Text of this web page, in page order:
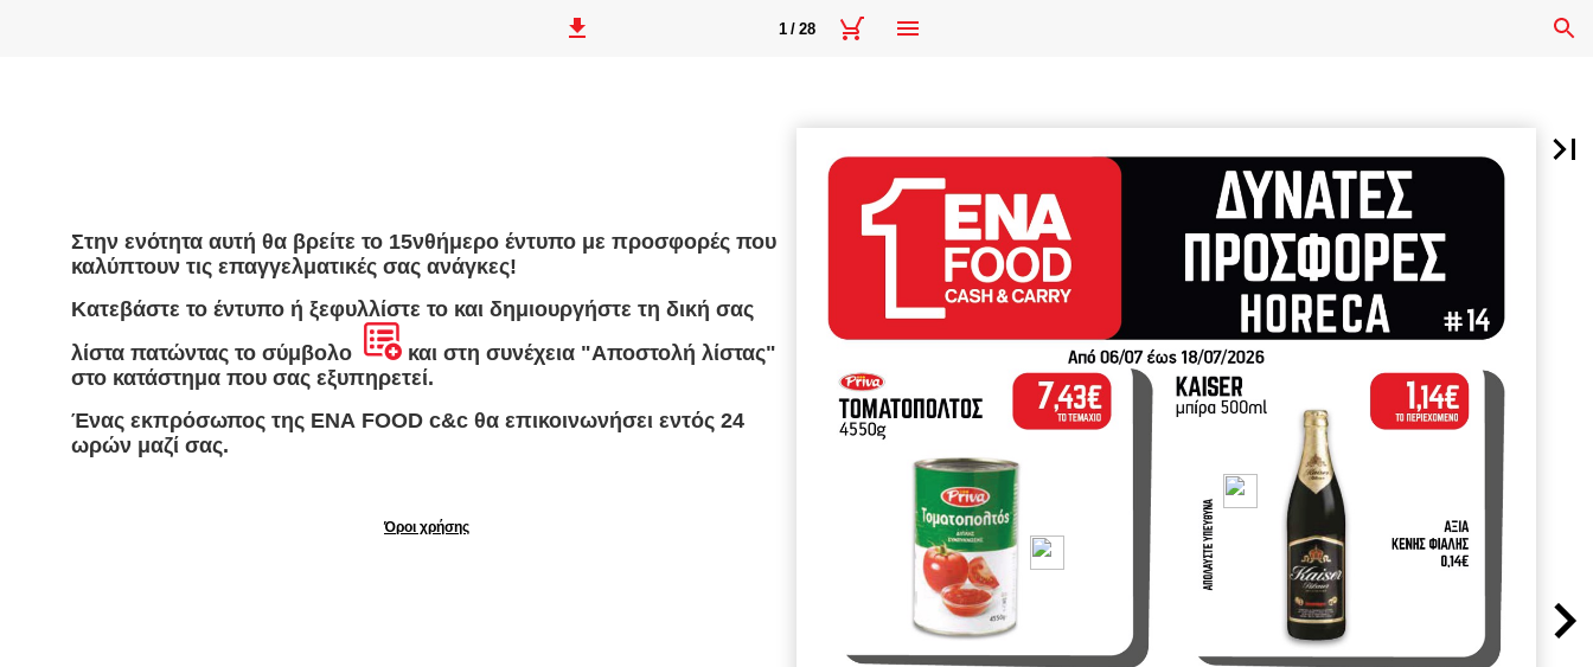
1 / 28
Στην ενότητα αυτή θα βρείτε το 15νθήμερο έντυπο με προσφορές που
καλύπτουν τις επαγγελματικές σας ανάγκες!
Κατεβάστε το έντυπο ή ξεφυλλίστε το και δημιουργήστε τη δική σας
λίστα πατώντας το σύμβολο
και στη συνέχεια "Αποστολή λίστας"
στο κατάστημα που σας εξυπηρετεί.
Ένας εκπρόσωπος της ΕΝΑ FOOD c&c θα επικοινωνήσει εντός 24
ωρών μαζί σας.
Όροι χρήσης